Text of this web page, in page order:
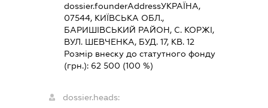
dossier.founderAddressУКРАЇНА,
07544, КИЇВСЬКА ОБЛ.,
БАРИШIВСЬКИЙ РАЙОН, С. КОРЖІ,
ВУЛ. ШЕВЧЕНКА, БУД. 17, КВ. 12
Розмір внеску до статутного фонду
(грн.): 62 500 (100 %)
dossier.heads: